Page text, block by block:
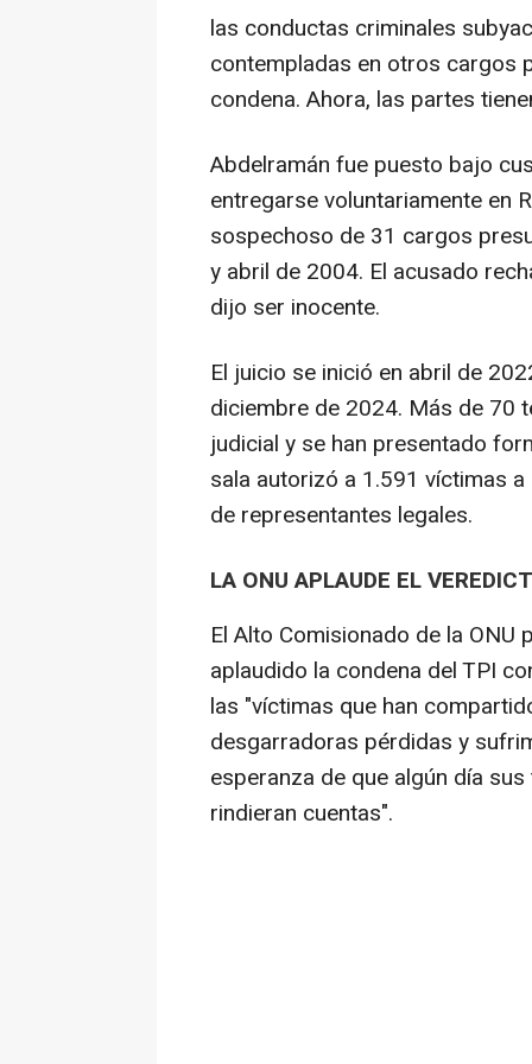
las conductas criminales
contempladas en otros cargos
condena. Ahora, las partes
Abdelramán fue puesto bajo
entregarse voluntariamente en
sospechoso de 31 cargos
y abril de 2004. El acusado
dijo ser inocente.
El juicio se inició en abril de
diciembre de 2024. Más de 70
judicial y se han presentado
sala autorizó a 1.591 víctimas
de representantes legales.
LA ONU APLAUDE EL
El Alto Comisionado de la ONU
aplaudido la condena del TPI
las "víctimas que han
desgarradoras pérdidas y
esperanza de que algún día
rindieran cuentas".